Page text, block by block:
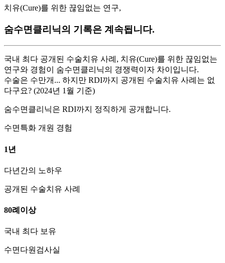
치유(Cure)를 위한 끊임없는 연구,
숨수면클리닉의 기록은 계속됩니다.
국내 최다 공개된 수술치유 사례, 치유(Cure)를 위한 끊임없는
연구와 경험이 숨수면클리닉의 경쟁력이자 차이입니다.
수술은 수만개... 하지만 RDI까지 공개된 수술치유 사례는 없
다구요? (2024년 1월 기준)
숨수면클리닉은 RDI까지 정직하게 공개합니다.
수면특화 개원 경험
1 년
다년간의 노하우
공개된 수술치유 사례
80례 이상
국내 최다 보유
수면다원검사실